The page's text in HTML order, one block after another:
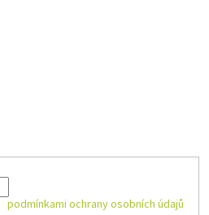
podmínkami ochrany osobních údajů